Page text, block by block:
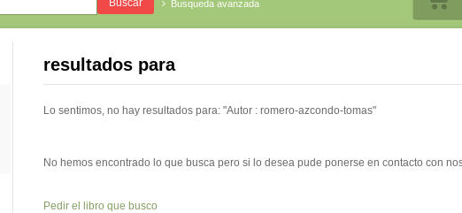
Busqueda avanzada
resultados para
Lo sentimos, no hay resultados para: "Autor : romero-azcondo-tomas"
No hemos encontrado lo que busca pero si lo desea pude ponerse en contacto con
Pedir el libro que busco